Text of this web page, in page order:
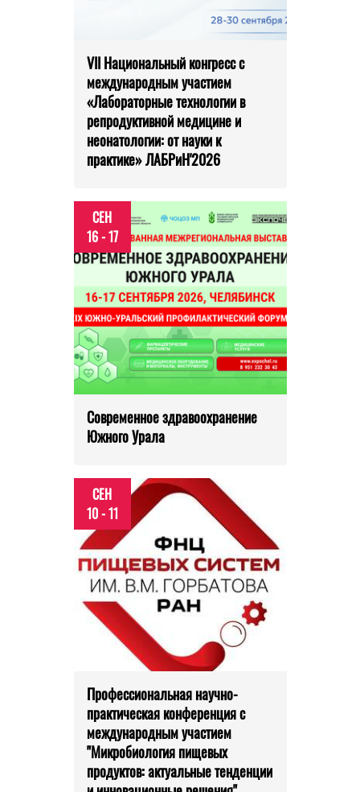
VII Национальный конгресс с
международным участием
«Лабораторные технологии в
репродуктивной медицине и
неонатологии: от науки к
практике» ЛАБРиН'2026
СЕН
16 - 17
Современное здравоохранение
Южного Урала
СЕН
10 - 11
Профессиональная научно-
практическая конференция с
международным участием
"Микробиология пищевых
продуктов: актуальные тенденции